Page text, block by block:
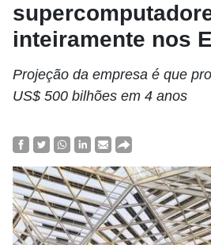
inteiramente nos
Projeção da empresa é que
US$ 500 bilhões em 4 anos